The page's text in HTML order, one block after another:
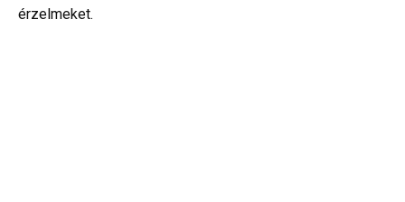
érzelmeket.